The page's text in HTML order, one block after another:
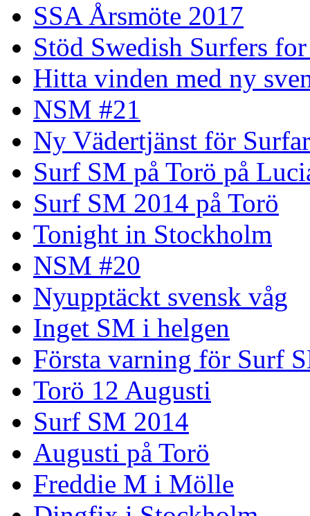
SSA Årsmöte 2017
Stöd Swedish Surfers
Hitta vinden med ny
NSM #21
Ny Vädertjänst för
Surf SM på Torö på
Surf SM 2014 på Torö
Tonight in Stockholm
NSM #20
Nyupptäckt svensk våg
Inget SM i helgen
Första varning för Surf
Torö 12 Augusti
Surf SM 2014
Augusti på Torö
Freddie M i Mölle